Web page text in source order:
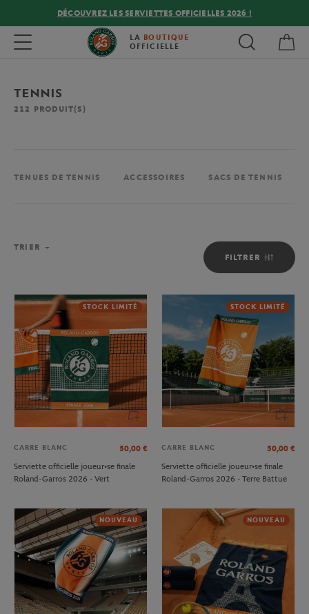
DÉCOUVREZ LES SERVIETTES OFFICIELLES 2026 !
Toggle navigation LA BOUTIQUE
OFFICIELLE
TENNIS
212 PRODUIT(S)
TENUES DE TENNIS ACCESSOIRES SACS DE TENNIS
FILTRER
TRIER
STOCK LIMITÉ
CARRE BLANC 50,00 €
Serviette officielle joueur•se finale
Roland-Garros 2026 - Vert
STOCK LIMITÉ
CARRE BLANC 50,00 €
Serviette officielle joueur•se finale
Roland-Garros 2026 - Terre Battue
NOUVEAU NOUVEAU